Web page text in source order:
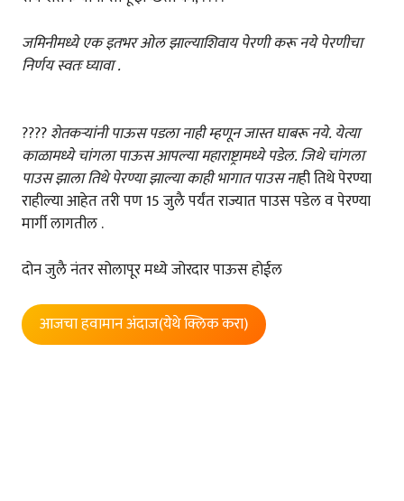
जमिनीमध्ये एक इतभर ओल झाल्याशिवाय पेरणी करू नये पेरणीचा
निर्णय स्वतः घ्यावा .
????शेतकऱ्यांनी पाऊस पडला नाही म्हणून जास्त घाबरू नये. येत्या
काळामध्ये चांगला पाऊस आपल्या महाराष्ट्रामध्ये पडेल. जिथे चांगला
पाउस झाला तिथे पेरण्या झाल्या काही भागात पाउस नाही तिथे पेरण्या
राहील्या आहेत तरी पण 15 जुलै पर्यंत राज्यात पाउस पडेल व पेरण्या
मार्गी लागतील .
दोन जुलै नंतर सोलापूर मध्ये जोरदार पाऊस होईल
आजचा हवामान अंदाज(येथे क्लिक करा)